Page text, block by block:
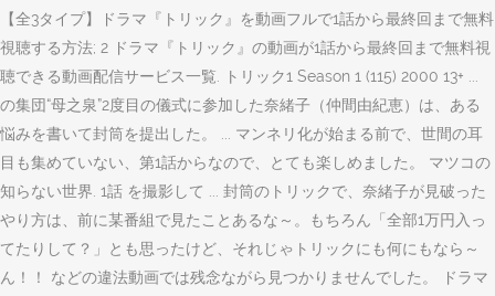
【全3タイプ】ドラマ『トリック』を動画フルで1話から最終回まで無料
視聴する方法; 2 ドラマ『トリック』の動画が1話から最終回まで無料視
聴できる動画配信サービス一覧. トリック1 Season 1 (115) 2000 13+ ...
の集団“母之泉”2度目の儀式に参加した奈緒子（仲間由紀恵）は、ある
悩みを書いて封筒を提出した。 ... マンネリ化が始まる前で、世間の耳
目も集めていない、第1話からなので、とても楽しめました。 マツコの
知らない世界. 1話 を撮影して ... 封筒のトリックで、奈緒子が見破った
やり方は、前に某番組で見たことあるな～。もちろん「全部1万円入っ
てたりして？」とも思ったけど、それじゃトリックにも何にもなら～
ん！！ などの違法動画では残念ながら見つかりませんでした。 ドラマ